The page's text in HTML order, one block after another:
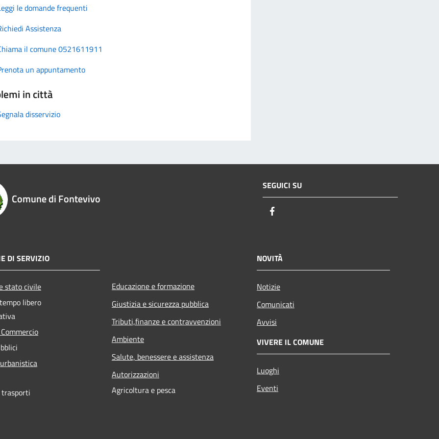
le domande frequenti
Assistenza
il comune 0521611911
un appuntamento
in città
disservizio
Comune di Fontevivo
SEGUICI SU
DI SERVIZIO
stato civile
libero
Educazione e formazione
Giustizia e sicurezza pubblica
Tributi,finanze e contravvenzioni
Ambiente
Salute, benessere e assistenza
Autorizzazioni
Agricoltura e pesca
NOVITÀ
Notizie
Comunicati
Avvisi
VIVERE IL COMUNE
Luoghi
Eventi